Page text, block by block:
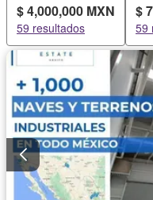
$ 4,000,000 MXN
59 resultados
$
59